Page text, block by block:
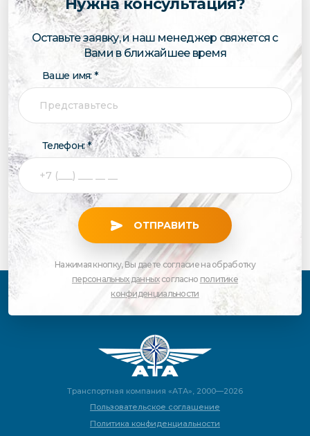
Оставьте заявку, и наш менеджер свяжется с
Вами в ближайшее время
Ваше имя: *
Телефон: *
ОТПРАВИТЬ
Нажимая кнопку, Вы даете согласие на обработку
персональных данныхсогласно политике
конфиденциальности
Транспортная компания «АТА», 2000—2026
Пользовательское соглашение
Политика конфиденциальности